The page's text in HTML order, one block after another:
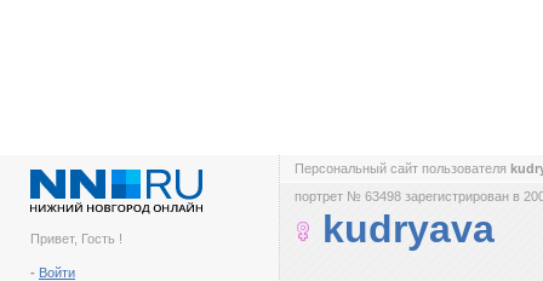
Привет, Гость !
- Войти
Персональный сайт пользователя
портрет № 63498 зарегистрирован в
kudryava